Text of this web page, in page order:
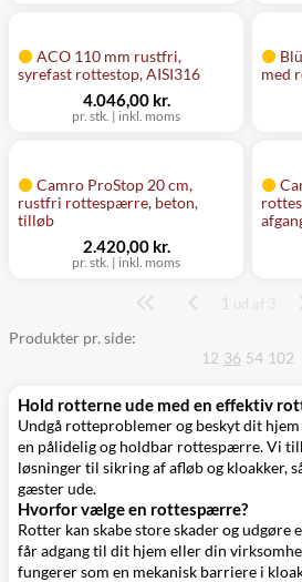
ACO 110 mm rustfri,
syrefast rottestop, AISI316
pr. stk. | inkl. moms
4.046,00 kr.
med
Camro ProStop 20 cm,
rustfri rottespærre, beton,
tilløb
pr. stk. | inkl. moms
2.420,00 kr.
Side
1 ud af 3
Produkter pr. side:
12 36 54 102
Hold rotterne ude med en effektiv
Undgå rotteproblemer og beskyt dit
en pålidelig og holdbar rottespærre. Vi
løsninger til sikring af afløb og kloakker,
gæster ude.
Hvorfor vælge en rottespærre?
Rotter kan skabe store skader og udgøre
får adgang til dit hjem eller din
fungerer som en mekanisk barriere i